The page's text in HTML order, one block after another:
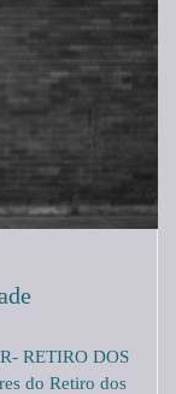
RETIRO DOS
do Retiro dos